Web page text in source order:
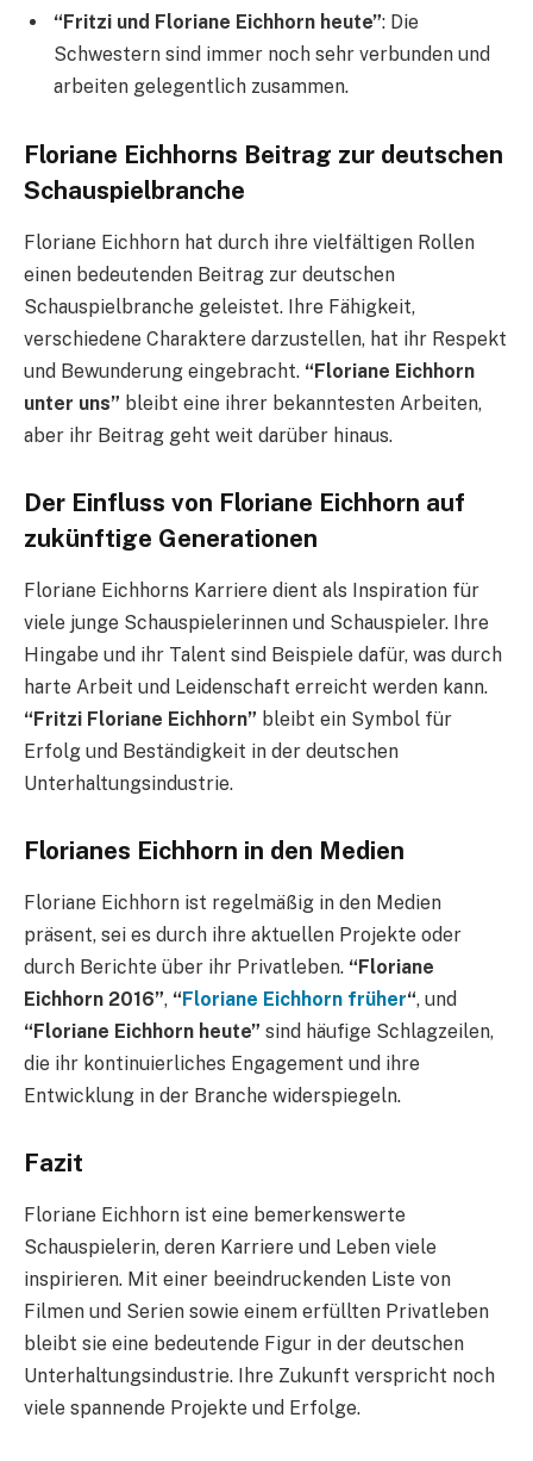
“Fritzi und Floriane Eichhorn heute”: Die
Schwestern sind immer noch sehr verbunden und
arbeiten gelegentlich zusammen.
Floriane Eichhorns Beitrag zur deutschen
Schauspielbranche
Floriane Eichhorn hat durch ihre vielfältigen Rollen
einen bedeutenden Beitrag zur deutschen
Schauspielbranche geleistet. Ihre Fähigkeit,
verschiedene Charaktere darzustellen, hat ihr Respekt
und Bewunderung eingebracht. “Floriane Eichhorn
unter uns” bleibt eine ihrer bekanntesten Arbeiten,
aber ihr Beitrag geht weit darüber hinaus.
Der Einfluss von Floriane Eichhorn auf
zukünftige Generationen
Floriane Eichhorns Karriere dient als Inspiration für
viele junge Schauspielerinnen und Schauspieler. Ihre
Hingabe und ihr Talent sind Beispiele dafür, was durch
harte Arbeit und Leidenschaft erreicht werden kann.
“Fritzi Floriane Eichhorn” bleibt ein Symbol für
Erfolg und Beständigkeit in der deutschen
Unterhaltungsindustrie.
Florianes Eichhorn in den Medien
Floriane Eichhorn ist regelmäßig in den Medien
präsent, sei es durch ihre aktuellen Projekte oder
durch Berichte über ihr Privatleben. “Floriane
Eichhorn 2016”, “ Floriane Eichhorn früher“, und
“Floriane Eichhorn heute” sind häufige Schlagzeilen,
die ihr kontinuierliches Engagement und ihre
Entwicklung in der Branche widerspiegeln.
Fazit
Floriane Eichhorn ist eine bemerkenswerte
Schauspielerin, deren Karriere und Leben viele
inspirieren. Mit einer beeindruckenden Liste von
Filmen und Serien sowie einem erfüllten Privatleben
bleibt sie eine bedeutende Figur in der deutschen
Unterhaltungsindustrie. Ihre Zukunft verspricht noch
viele spannende Projekte und Erfolge.